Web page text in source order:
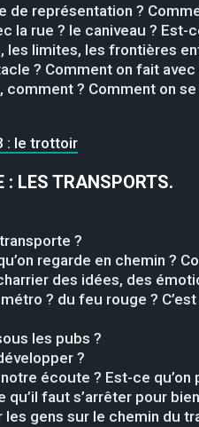
représentation ?
la rue ? le caniveau ? Est-
les limites, les frontières
? Comment on fait
comment ? Comment on
: le trottoir
: LES TRANSPORTS.
?
regarde en chemin ?
des idées, des
? du feu rouge ?
les pubs ?
?
notre écoute ? Est-ce
qu’il faut s’arrêter pour
gens sur le chemin du